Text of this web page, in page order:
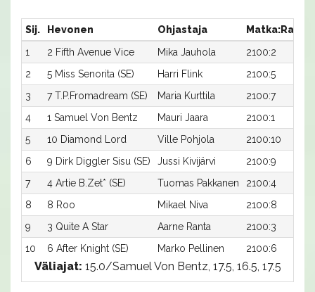
Sij. Hevonen Ohjastaja Matka:Rata
1
2 Fifth Avenue Vice Mika Jauhola 2100:2
2
5 Miss Senorita (SE) Harri Flink 2100:5
3
7 T.P.Fromadream (SE) Maria Kurttila 2100:7
4
1 Samuel Von Bentz Mauri Jaara 2100:1
5
10 Diamond Lord Ville Pohjola 2100:10
6
9 Dirk Diggler Sisu (SE) Jussi Kivijärvi 2100:9
7
4 Artie B.Zet* (SE) Tuomas Pakkanen 2100:4
8
8 Roo Mikael Niva 2100:8
9
3 Quite A Star Aarne Ranta 2100:3
10
6 After Knight (SE) Marko Pellinen 2100:6
Väliajat: 15.0/Samuel Von Bentz, 17.5, 16.5, 17.5